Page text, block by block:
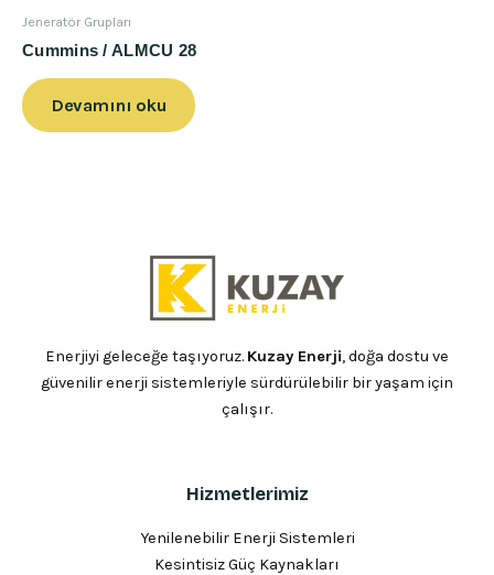
Jeneratör Grupları
Cummins / ALMCU 28
Devamını oku
Enerjiyi geleceğe taşıyoruz. Kuzay Enerji, doğa dostu ve
güvenilir enerji sistemleriyle sürdürülebilir bir yaşam için
çalışır.
Hizmetlerimiz
Yenilenebilir Enerji Sistemleri
Kesintisiz Güç Kaynakları